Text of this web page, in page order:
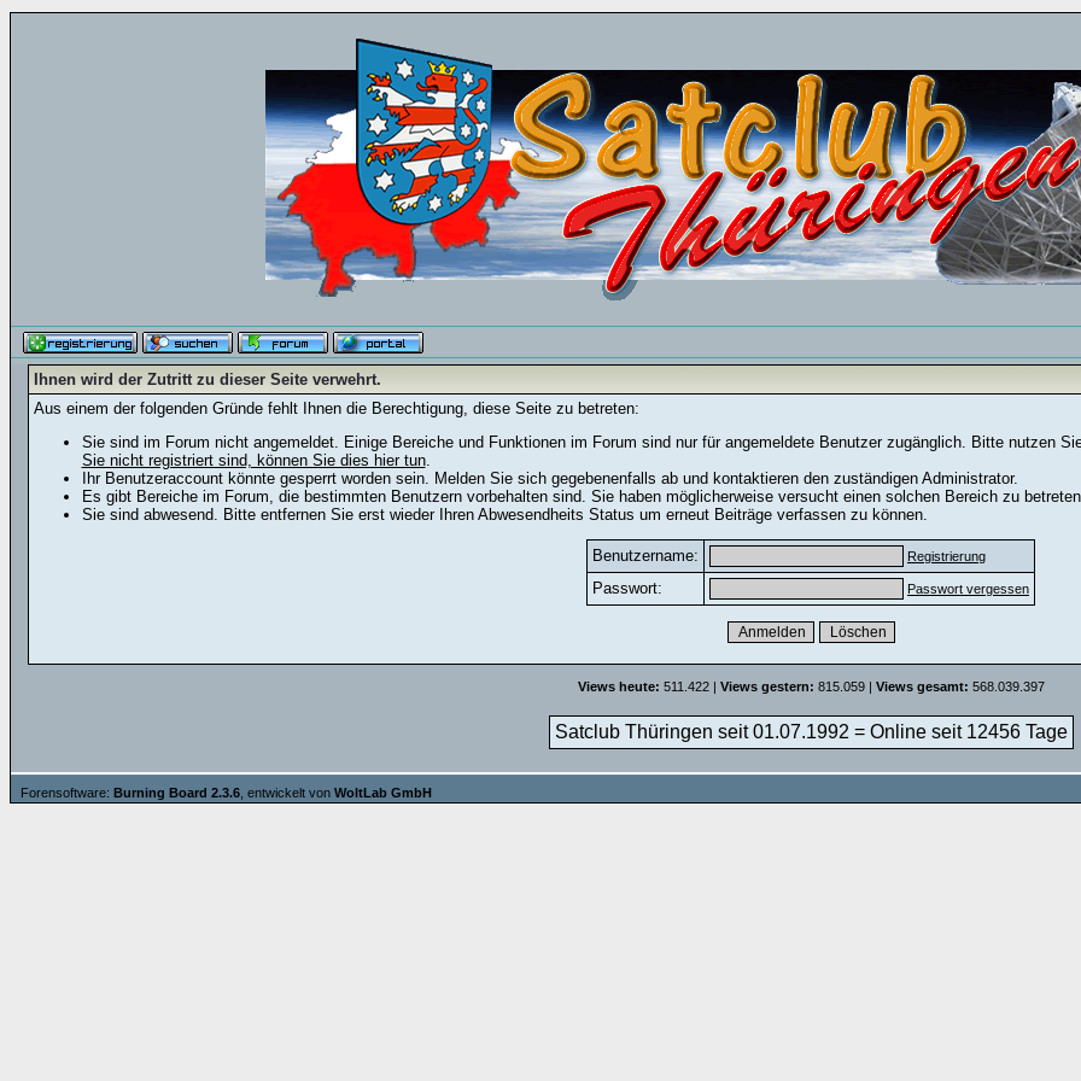
Ihnen wird der Zutritt zu dieser Seite verwehrt.
Aus einem der folgenden Gründe fehlt Ihnen die Berechtigung, diese Seite zu betreten:
Sie sind im Forum nicht angemeldet. Einige Bereiche und Funktionen im Forum sind nur für angemeldete Benutzer zugänglich. Bitte nutzen
Sie nicht registriert sind, können Sie dies hier tun.
Ihr Benutzeraccount könnte gesperrt worden sein. Melden Sie sich gegebenenfalls ab und kontaktieren den zuständigen Administrator.
Es gibt Bereiche im Forum, die bestimmten Benutzern vorbehalten sind. Sie haben möglicherweise versucht einen solchen Bereich zu
Sie sind abwesend. Bitte entfernen Sie erst wieder Ihren Abwesendheits Status um erneut Beiträge verfassen zu können.
Benutzername: Registrierung
Passwort: Passwort vergessen
Views heute: 511.422 | Views gestern: 815.059 | Views gesamt: 568.039.397
Satclub Thüringen seit 01.07.1992 = Online seit 12456 Tage
Forensoftware: Burning Board 2.3.6 , entwickelt von WoltLab GmbH